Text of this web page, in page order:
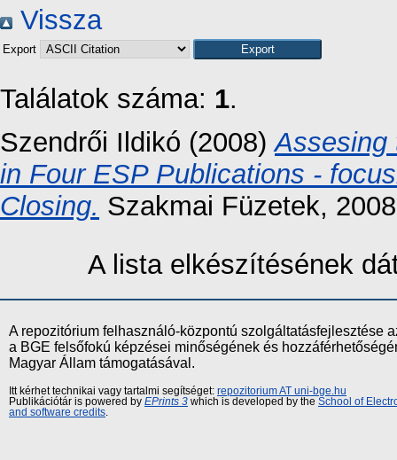
Vissza
Export
Találatok száma: 1.
Szendrői Ildikó (2008)Assesing
in Four ESP Publications -
Closing. Szakmai Füzetek,
A lista elkészítésének
A repozitórium felhasználó-központú szolgáltatásfejlesztése
a BGE felsőfokú képzései minőségének és
Magyar Állam támogatásával.
Itt kérhet technikai vagy tartalmi segítséget: repozitorium AT uni-bge.hu
Publikációtár is powered by EPrints 3 which is developed by the School of
and software credits